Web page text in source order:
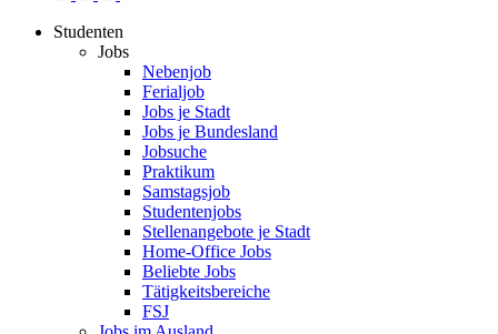
Studenten
Jobs
Nebenjob
Ferialjob
Jobs je Stadt
Jobs je Bundesland
Jobsuche
Praktikum
Samstagsjob
Studentenjobs
Stellenangebote je Stadt
Home-Office Jobs
Beliebte Jobs
Tätigkeitsbereiche
FSJ